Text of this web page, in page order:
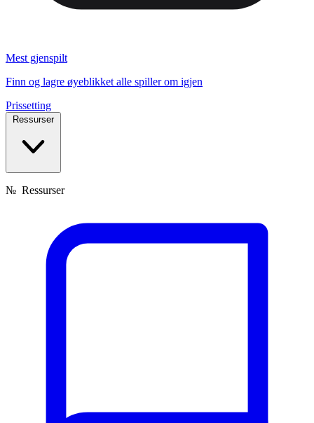
Mest gjenspilt
Finn og lagre øyeblikket alle spiller om igjen
Prissetting
Ressurser
№ Ressurser